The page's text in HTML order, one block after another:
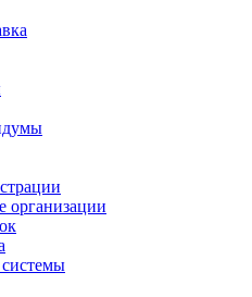
организации